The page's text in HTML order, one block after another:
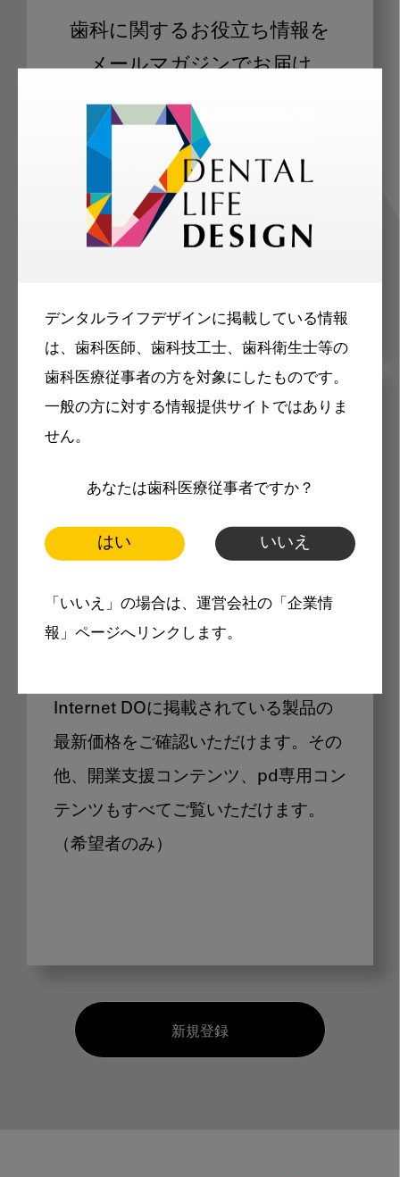
デンタルライフデザインに掲載している情報
は、歯科医師、歯科技工士、歯科衛生士等の
歯科医療従事者の方を対象にしたものです。
一般の方に対する情報提供サイトではありま
せん。
あなたは歯科医療従事者ですか？
はい いいえ
「いいえ」の場合は、運営会社の「企業情
報」ページへリンクします。
歯科に関するお役立ち情報を
メールマガジンでお届け
ご登録いただいた職種（歯科医師、歯
科衛生士、歯科技工士）に合わせた内
容のメールマガジンをお届けします。
メリット
製品価格も閲覧可能
Internet DOに掲載されている製品の
最新価格をご確認いただけます。その
他、開業支援コンテンツ、pd専用コン
テンツもすべてご覧いただけます。
（希望者のみ）
新規登録